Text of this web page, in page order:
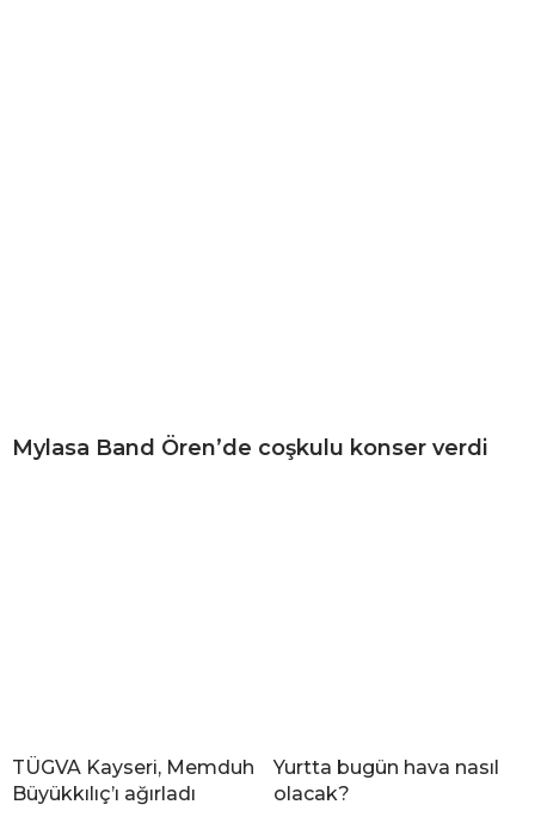
Mylasa Band Ören’de coşkulu konser verdi
TÜGVA Kayseri, Memduh
Büyükkılıç’ı ağırladı
Yurtta bugün hava nasıl
olacak?